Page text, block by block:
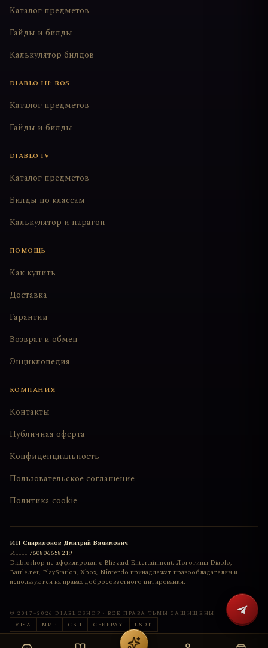
Каталог предметов
Гайды и билды
Калькулятор билдов
DIABLO III: ROS
Каталог предметов
Гайды и билды
DIABLO IV
Каталог предметов
Билды по классам
Калькулятор и парагон
ПОМОЩЬ
Как купить
Доставка
Гарантии
Возврат и обмен
Энциклопедия
КОМПАНИЯ
Контакты
Публичная оферта
Конфиденциальность
Пользовательское соглашение
Политика cookie
ИП Спиридонов Дмитрий Вадимович
ИНН 760806658219
Diabloshop не аффилирован с Blizzard Entertainment. Логотипы Diablo,
Battle.net, PlayStation, Xbox, Nintendo принадлежат правообладателям и
используются на правах добросовестного цитирования.
© 2017–2026 DIABLOSHOP · ВСЕ ПРАВА ТЬМЫ ЗАЩИЩЕНЫ
VISA
МИР СБП СБЕРPAY USDT